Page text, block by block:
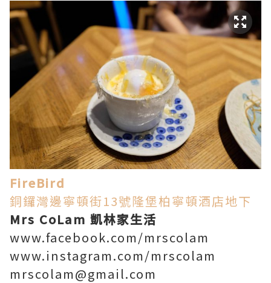
FireBird
銅鑼灣邊寧頓街13號隆堡柏寧頓酒店地下
Mrs CoLam 凱林家生活
www.facebook.com/mrscolam
www.instagram.com/mrscolam
mrscolam@gmail.com